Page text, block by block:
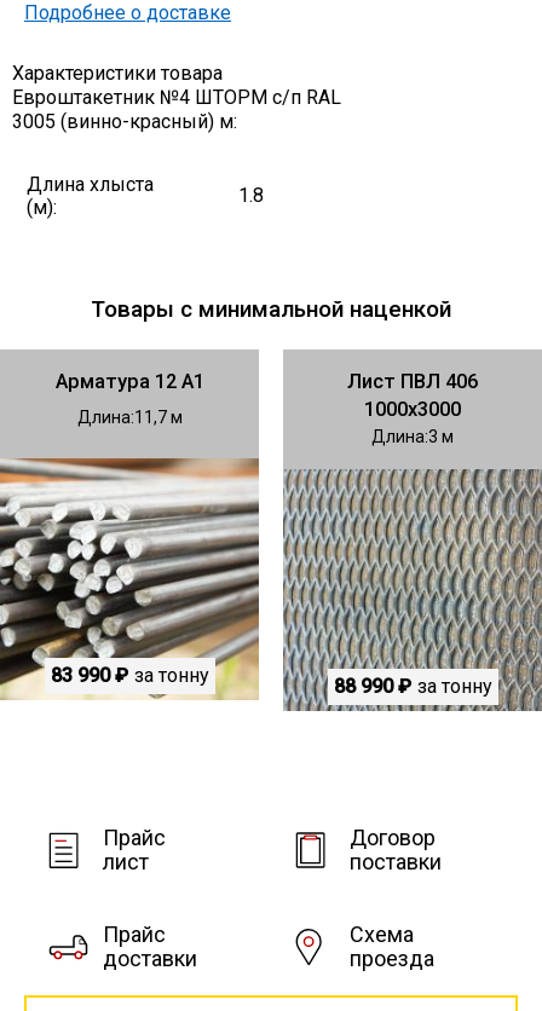
Нержавейка
Алюминиевый прокат
Подробнее о доставке
Характеристики товара
Евроштакетник №4 ШТОРМ с/п RAL
3005 (винно-красный) м:
Длина хлыста
(м):
1.8
Товары с минимальной наценкой
Арматура 12 А1
Длина 11,7
83 990 ₽ за тонну
Лист ПВЛ 406
1000х3000
Длина 3
88 990 ₽ за тонну
Прайс
лист
Договор
поставки
Прайс
доставки
Схема
проезда